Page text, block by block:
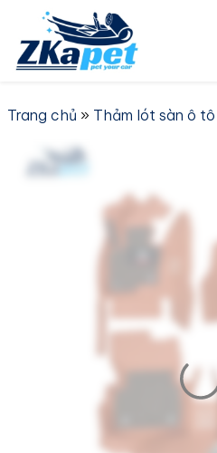
Skip to content
Trang chủ » Thảm lót sàn ô tô